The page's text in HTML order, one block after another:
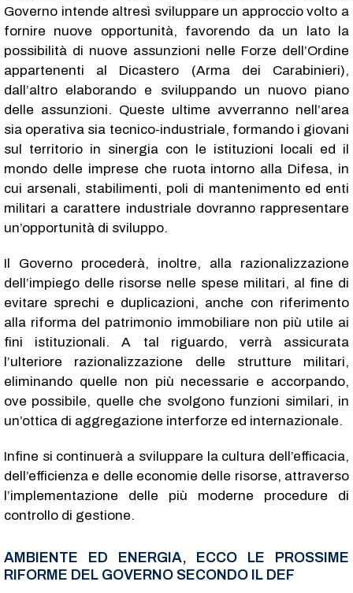
Governo intende altresì sviluppare un approccio volto a
fornire nuove opportunità, favorendo da un lato la
possibilità di nuove assunzioni nelle Forze dell’Ordine
appartenenti al Dicastero (Arma dei Carabinieri),
dall’altro elaborando e sviluppando un nuovo piano
delle assunzioni. Queste ultime avverranno nell’area
sia operativa sia tecnico-industriale, formando i giovani
sul territorio in sinergia con le istituzioni locali ed il
mondo delle imprese che ruota intorno alla Difesa, in
cui arsenali, stabilimenti, poli di mantenimento ed enti
militari a carattere industriale dovranno rappresentare
un’opportunità di sviluppo.
Il Governo procederà, inoltre, alla razionalizzazione
dell’impiego delle risorse nelle spese militari, al fine di
evitare sprechi e duplicazioni, anche con riferimento
alla riforma del patrimonio immobiliare non più utile ai
fini istituzionali. A tal riguardo, verrà assicurata
l’ulteriore razionalizzazione delle strutture militari,
eliminando quelle non più necessarie e accorpando,
ove possibile, quelle che svolgono funzioni similari, in
un’ottica di aggregazione interforze ed internazionale.
Infine si continuerà a sviluppare la cultura dell’efficacia,
dell’efficienza e delle economie delle risorse, attraverso
l’implementazione delle più moderne procedure di
controllo di gestione.
AMBIENTE ED ENERGIA, ECCO LE PROSSIME
RIFORME DEL GOVERNO SECONDO IL DEF